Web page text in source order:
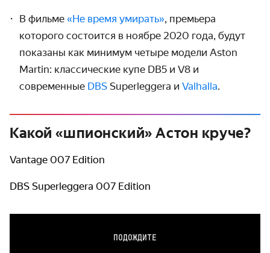
В фильме «Не время умирать», премьера
которого состоится в ноябре 2020 года, будут
показаны как минимум четыре модели Aston
Martin: классические купе DB5 и V8 и
современные DBS Superleggera и Valhalla.
Какой «шпионский» Астон круче?
Vantage 007 Edition
DBS Superleggera 007 Edition
ПОДОЖДИТЕ